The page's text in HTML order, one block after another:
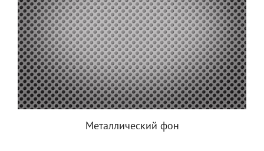
Металлический фон